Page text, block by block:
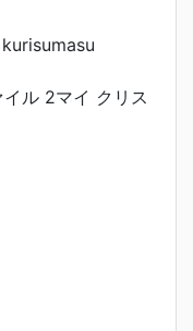
ル 2マイ クリス